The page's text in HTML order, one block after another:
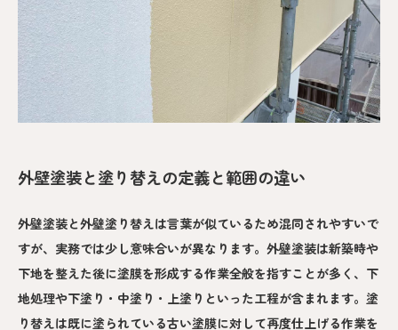
外壁塗装と塗り替えの定義と範囲の違い
外壁塗装と外壁塗り替えは言葉が似ているため混同されやすいで
すが、実務では少し意味合いが異なります。外壁塗装は新築時や
下地を整えた後に塗膜を形成する作業全般を指すことが多く、下
地処理や下塗り・中塗り・上塗りといった工程が含まれます。塗
り替えは既に塗られている古い塗膜に対して再度仕上げる作業を